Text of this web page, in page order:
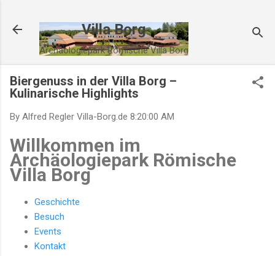
Villa Borg
Archäologiepark Römische Villa Borg
Biergenuss in der Villa Borg –
Kulinarische Highlights
By Alfred Regler Villa-Borg.de 8:20:00 AM
Willkommen im
Archäologiepark Römische
Villa Borg
Geschichte
Besuch
Events
Kontakt